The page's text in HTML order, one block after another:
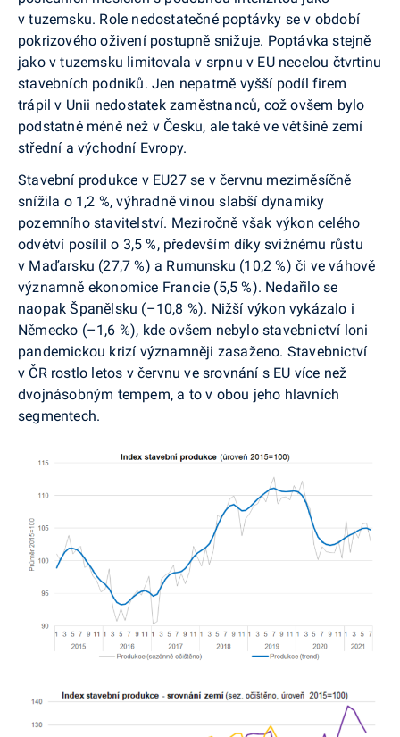
v tuzemsku. Role nedostatečné poptávky se v období
pokrizového oživení postupně snižuje. Poptávka stejně
jako v tuzemsku limitovala v srpnu v EU necelou čtvrtinu
stavebních podniků. Jen nepatrně vyšší podíl firem
trápil v Unii nedostatek zaměstnanců, což ovšem bylo
podstatně méně než v Česku, ale také ve většině zemí
střední a východní Evropy.
Stavební produkce v EU27 se v červnu meziměsíčně
snížila o 1,2 %, výhradně vinou slabší dynamiky
pozemního stavitelství. Meziročně však výkon celého
odvětví posílil o 3,5 %, především díky svižnému růstu
v Maďarsku (27,7 %) a Rumunsku (10,2 %) či ve váhově
významně ekonomice Francie (5,5 %). Nedařilo se
naopak Španělsku (–10,8 %). Nižší výkon vykázalo i
Německo (–1,6 %), kde ovšem nebylo stavebnictví loni
pandemickou krizí významněji zasaženo. Stavebnictví
v ČR rostlo letos v červnu ve srovnání s EU více než
dvojnásobným tempem, a to v obou jeho hlavních
segmentech.